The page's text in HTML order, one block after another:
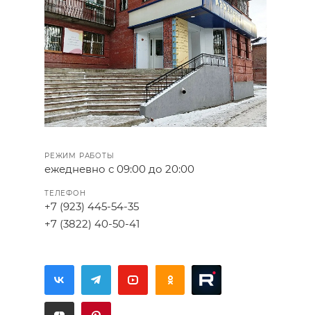
РЕЖИМ РАБОТЫ
ежедневно с 09:00 до 20:00
ТЕЛЕФОН
+7 (923) 445-54-35
+7 (3822) 40-50-41